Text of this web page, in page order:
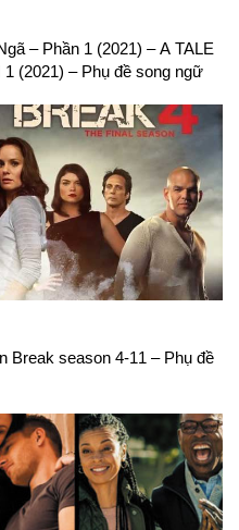
– Phần 1 (2021) – A TALE
(2021) – Phụ đề song ngữ
Break season 4-11 – Phụ đề